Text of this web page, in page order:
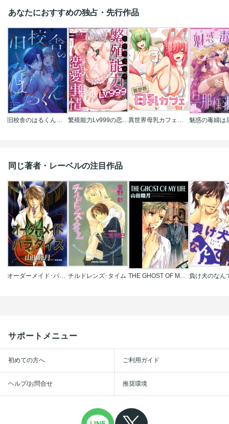
あなたにおすすめの独占・先行作品
旧校舎のはるくん～二人きりの鬼ごっこ、しよう？ 繁殖能力Lv999の恋愛事情 ―幼なじみ候爵令息とのウブあま新婚生活―（単話版） 異世界母乳カフェ【完全版】【タテヨミ】
同じ著者・レーベルの注目作品
チルドレンズ･タイム 負け犬のなん
サポートメニュー
初めての方へ ご利用ガイド
ヘルプ/お問合せ 推奨環境